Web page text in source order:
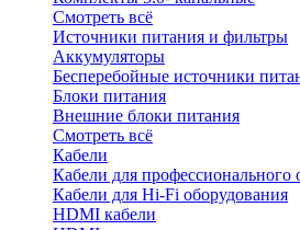
Смотреть всё
Источники питания и фильтры
Аккумуляторы
Бесперебойные источники
Блоки питания
Внешние блоки питания
Смотреть всё
Кабели
Кабели для профессионального
Кабели для Hi-Fi оборудования
HDMI кабели